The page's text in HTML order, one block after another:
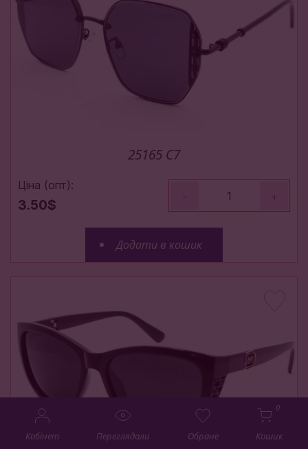
25165 C7
Ціна (опт):
3.50$
- +
Додати в кошик
Кабінет Переглядали Обране
0
Кошик